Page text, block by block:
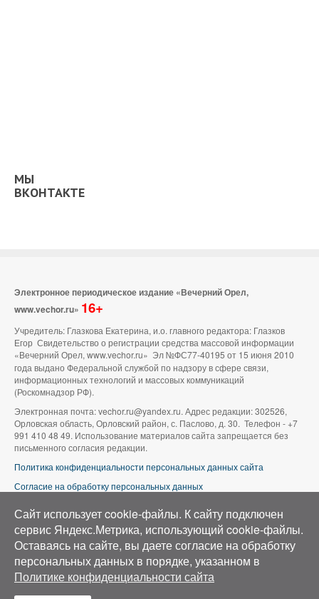
МЫ
ВКОНТАКТЕ
Электронное периодическое издание «Вечерний Орел,
www.vechor.ru» 16+
Учредитель: Глазкова Екатерина, и.о. главного редактора: Глазков
Егор Свидетельство о регистрации средства массовой информации
«Вечерний Орел, www.vechor.ru» Эл №ФС77-40195 от 15 июня 2010
года выдано Федеральной службой по надзору в сфере связи,
информационных технологий и массовых коммуникаций
(Роскомнадзор РФ).
Электронная почта: vechor.ru@yandex.ru. Адрес редакции: 302526,
Орловская область, Орловский район, с. Паслово, д. 30. Телефон - +7
991 410 48 49. Использование материалов сайта запрещается без
письменного согласия редакции.
Политика конфиденциальности персональных данных сайта
Согласие на обработку персональных данных
Аэросъемка в Орле»
Сайт использует cookie-файлы. К cайту подключен
сервис Яндекс.Метрика, использующий cookie-файлы.
Оставаясь на сайте, вы даете согласие на обработку
персональных данных в порядке, указанном в
Политике конфиденциальности сайта